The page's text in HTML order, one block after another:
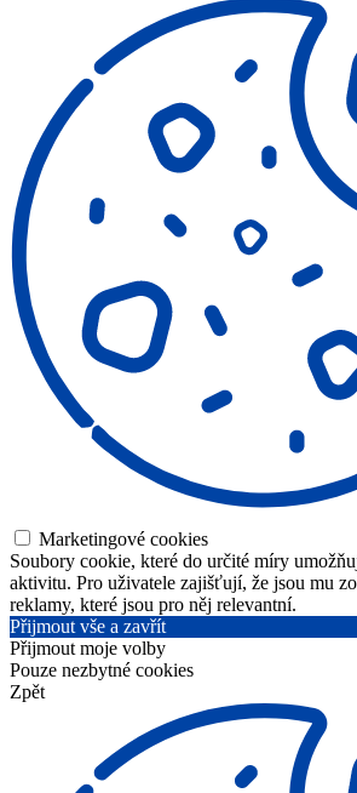
Marketingové cookies
Soubory cookie, které do určité míry
aktivitu. Pro uživatele zajišťují, že jsou mu
reklamy, které jsou pro něj relevantní.
Přijmout vše a zavřít
Přijmout moje volby
Pouze nezbytné cookies
Zpět